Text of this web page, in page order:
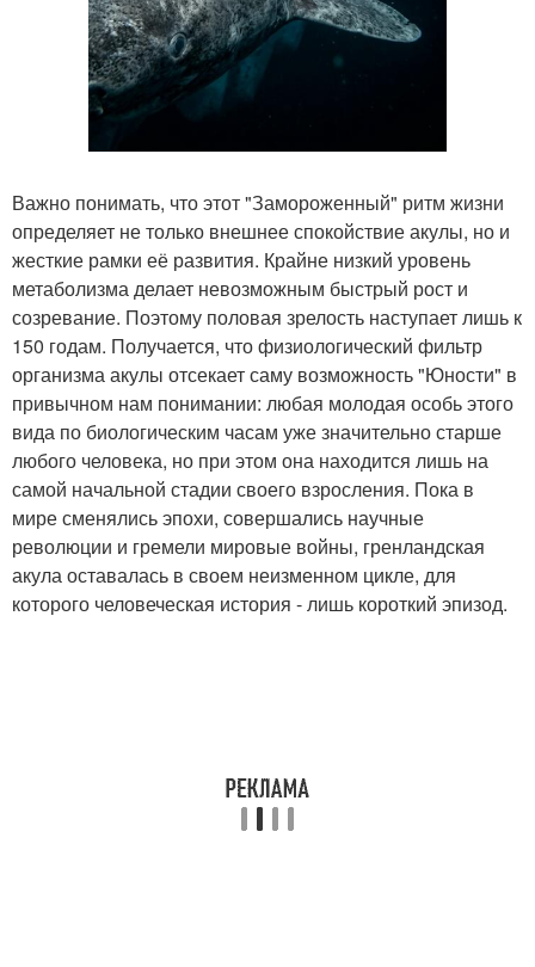
Важно понимать, что этот "Замороженный" ритм жизни
определяет не только внешнее спокойствие акулы, но и
жесткие рамки её развития. Крайне низкий уровень
метаболизма делает невозможным быстрый рост и
созревание. Поэтому половая зрелость наступает лишь к
150 годам. Получается, что физиологический фильтр
организма акулы отсекает саму возможность "Юности" в
привычном нам понимании: любая молодая особь этого
вида по биологическим часам уже значительно старше
любого человека, но при этом она находится лишь на
самой начальной стадии своего взросления. Пока в
мире сменялись эпохи, совершались научные
революции и гремели мировые войны, гренландская
акула оставалась в своем неизменном цикле, для
которого человеческая история - лишь короткий эпизод.